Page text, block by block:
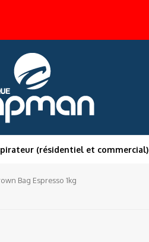
(résidentiel et commercial)
Bag Espresso 1kg